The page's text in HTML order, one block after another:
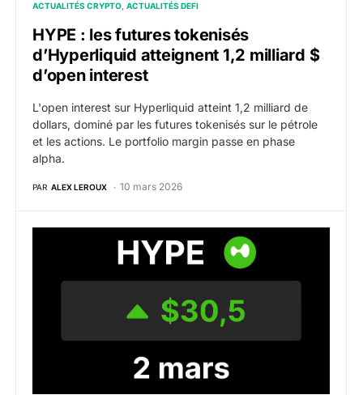
ACTUALITÉS CRYPTO ACTUALITÉS DEFI
HYPE : les futures tokenisés
d’Hyperliquid atteignent 1,2 milliard $
d’open interest
L'open interest sur Hyperliquid atteint 1,2 milliard de
dollars, dominé par les futures tokenisés sur le pétrole
et les actions. Le portfolio margin passe en phase
alpha.
PAR ALEX LEROUX 10 mars 2026
HYPE : la guerre Iran-États-Unis transforme